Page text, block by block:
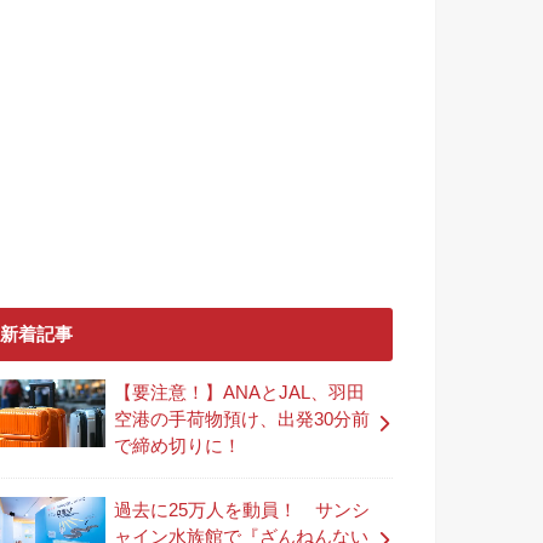
新着記事
【要注意！】ANAとJAL、羽田
空港の手荷物預け、出発30分前
で締め切りに！
過去に25万人を動員！ サンシ
ャイン水族館で『ざんねんない